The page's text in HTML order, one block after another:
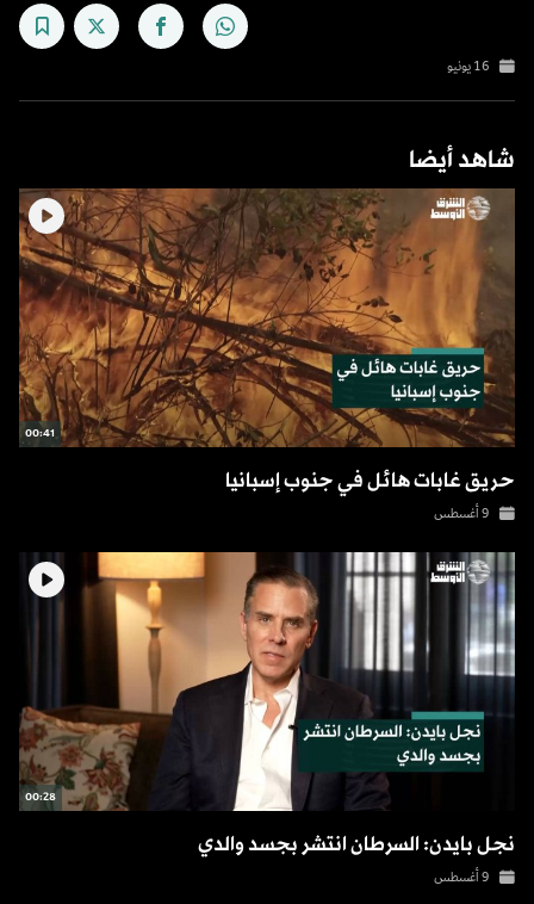
seconds
16 يونيو
شاهد أيضا
00:41
حريق غابات هائل في جنوب إسبانيا
9 أغسطس
00:28
نجل بايدن: السرطان انتشر بجسد والدي
9 أغسطس